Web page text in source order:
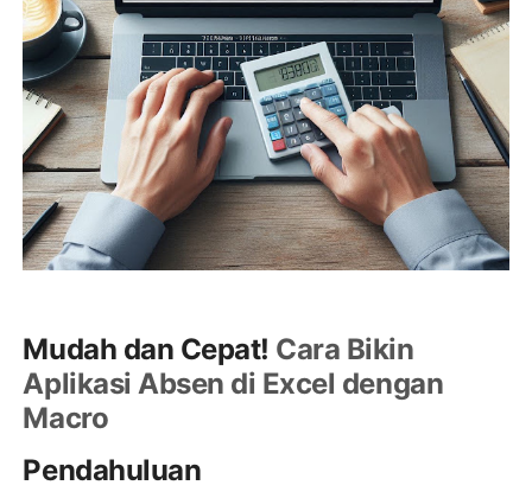
Mudah dan Cepat! Cara Bikin
Aplikasi Absen di Excel dengan
Macro
Pendahuluan